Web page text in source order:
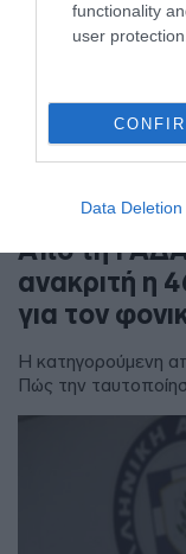
functionality
user protection.
Data Deletion
Από τη
ανακριτή η
για τον
Η κατηγορούμενη
Πώς την